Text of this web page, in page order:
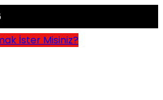
İster Misiniz?